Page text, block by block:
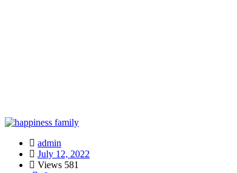
admin
July 12, 2022
Views 581